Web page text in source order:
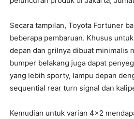
Secara tampilan, Toyota Fortuner
beberapa pembaruan. Khusus
depan dan grilnya dibuat minimalis
bumper belakang juga dapat
yang lebih sporty, lampu depan
sequential rear turn signal dan
Kemudian untuk varian 4×2